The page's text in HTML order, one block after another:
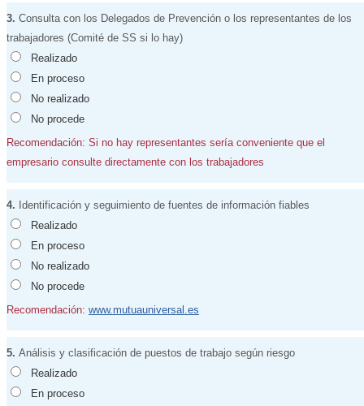
3. Consulta con los Delegados de Prevención o los representantes de los
trabajadores (Comité de SS si lo hay)
Realizado
En proceso
No realizado
No procede
Recomendación: Si no hay representantes sería conveniente que el
empresario consulte directamente con los trabajadores
4. Identificación y seguimiento de fuentes de información fiables
Realizado
En proceso
No realizado
No procede
Recomendación: www.mutuauniversal.es
5. Análisis y clasificación de puestos de trabajo según riesgo
Realizado
En proceso